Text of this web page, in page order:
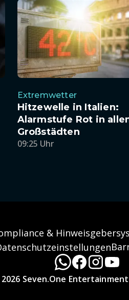
Extremwetter
Hitzewelle in Italien:
Alarmstufe Rot in
Großstädten
09:25 Uhr
&
Seven.One